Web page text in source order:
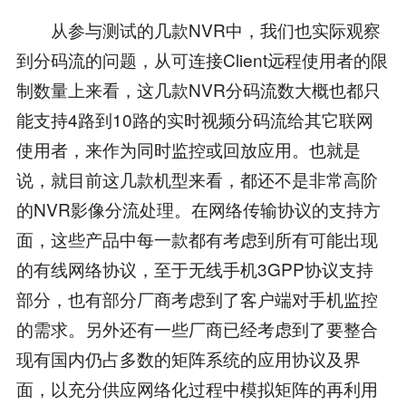
从参与测试的几款NVR中，我们也实际观察
到分码流的问题，从可连接Client远程使用者的限
制数量上来看，这几款NVR分码流数大概也都只
能支持4路到10路的实时视频分码流给其它联网
使用者，来作为同时监控或回放应用。也就是
说，就目前这几款机型来看，都还不是非常高阶
的NVR影像分流处理。在网络传输协议的支持方
面，这些产品中每一款都有考虑到所有可能出现
的有线网络协议，至于无线手机3GPP协议支持
部分，也有部分厂商考虑到了客户端对手机监控
的需求。另外还有一些厂商已经考虑到了要整合
现有国内仍占多数的矩阵系统的应用协议及界
面，以充分供应网络化过程中模拟矩阵的再利用